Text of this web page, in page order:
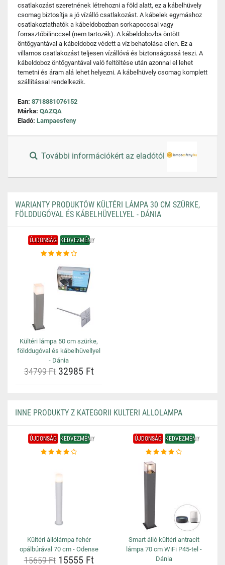
csatlakozást szeretnének létrehozni a föld alatt, ez a kábelhüvely
csomag biztosítja a jó vízálló csatlakozást. A kábelek egymáshoz
csatlakoztathatók a kábeldobozban sorkapoccsal vagy
forrasztóbilinccsel (nem tartozék). A kábeldobozba öntött
öntőgyantával a kábeldoboz védett a víz behatolása ellen. Ez a
villamos csatlakozást teljesen vízállóvá és biztonságossá teszi. A
kábeldoboz öntőgyantával való feltöltése után azonnal el lehet
temetni és áram alá lehet helyezni. A kábelhüvely csomag komplett
szállítással rendelkezik.
Ean: 8718881076152
Márka: QAZQA
Eladó: Lampaesfeny
További információkért az eladótól
WARIANTY PRODUKTÓW KÜLTÉRI LÁMPA 30 CM SZÜRKE,
FÖLDDUGÓVAL ÉS KÁBELHÜVELLYEL - DÁNIA
ÚJDONSÁG KEDVEZMÉNY
Kültéri lámpa 50 cm szürke,
földdugóval és kábelhüvellyel
- Dánia
34799 Ft32985 Ft
INNE PRODUKTY Z KATEGORII KULTERI ALLOLAMPA
ÚJDONSÁG KEDVEZMÉNY
Kültéri állólámpa fehér
opálbúrával 70 cm - Odense
15659 Ft15555 Ft
ÚJDONSÁG KEDVEZMÉNY
Smart álló kültéri antracit
lámpa 70 cm WiFi P45-tel -
Dánia